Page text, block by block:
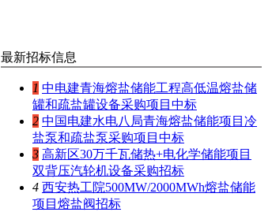
最新招标信息
1 中电建青海熔盐储能工程高低温熔盐储
罐和疏盐罐设备采购项目中标
2 中国电建水电八局青海熔盐储能项目冷
盐泵和疏盐泵采购项目中标
3 高新区30万千瓦储热+电化学储能项目
双背压汽轮机设备采购招标
4 西安热工院500MW/2000MWh熔盐储能
项目熔盐阀招标